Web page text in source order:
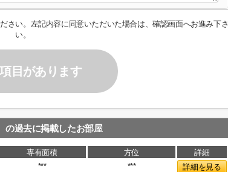
さい。左記内容に同意いただいた場合は、確認画面へお進み下さ
い。
目があります
の過去に掲載したお部屋
専有面積 方位
詳細
*** ***
詳細を見る